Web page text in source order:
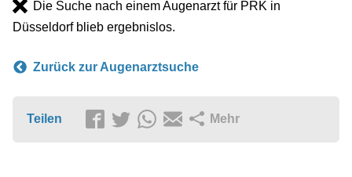
Die Suche nach einem Augenarzt für PRK in
Düsseldorf blieb ergebnislos.
Zurück zur Augenarztsuche
Teilen Mehr